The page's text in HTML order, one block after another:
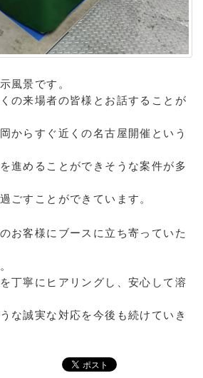
風景です。
の来場者の皆様とお話することが
からすぐ近くの名古屋開催という
進めることができそうな案件が多
ごすことができています。
お客様にブースに立ち寄っていた
丁寧にヒアリングし、安心して溶
な誠実な対応を今後も続けていき